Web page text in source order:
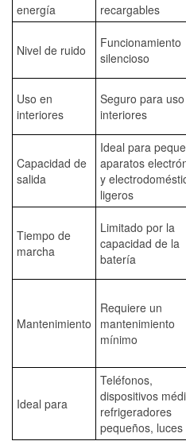
energía
recargables
Nivel de ruido
Funcionamiento
silencioso
Uso en
interiores
Seguro para
interiores
Capacidad de
salida
Ideal para
aparatos
y
ligeros
Tiempo de
marcha
Limitado por la
capacidad de la
batería
Mantenimiento
Requiere un
mantenimiento
mínimo
Ideal para
Teléfonos,
dispositivos
refrigeradores
pequeños, luces